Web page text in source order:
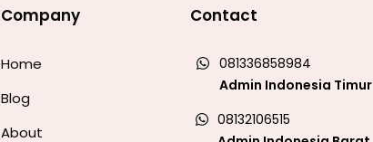
Company
Home
Blog
About
Contact
081336858984
Admin Indonesia Timur
08132106515